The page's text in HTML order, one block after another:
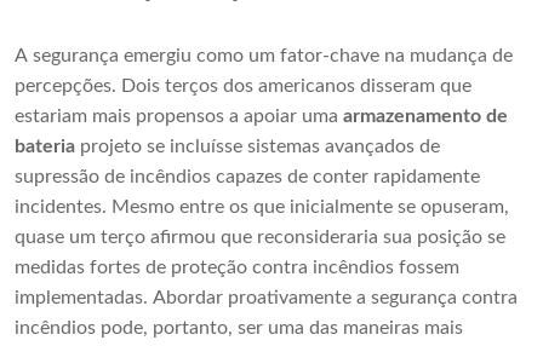
A segurança emergiu como um fator-chave na mudança de
percepções. Dois terços dos americanos disseram que
estariam mais propensos a apoiar uma armazenamento de
bateria projeto se incluísse sistemas avançados de
supressão de incêndios capazes de conter rapidamente
incidentes. Mesmo entre os que inicialmente se opuseram,
quase um terço afirmou que reconsideraria sua posição se
medidas fortes de proteção contra incêndios fossem
implementadas. Abordar proativamente a segurança contra
incêndios pode, portanto, ser uma das maneiras mais